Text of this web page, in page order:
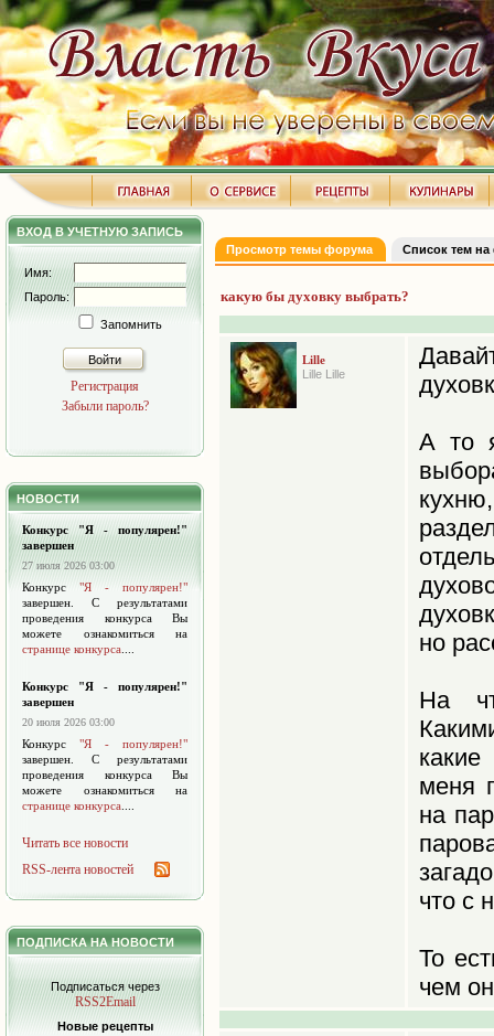
ВХОД В УЧЕТНУЮ ЗАПИСЬ
Имя:
Пароль:
Запомнить
Войти
Регистрация
Забыли пароль?
НОВОСТИ
Конкурс "Я - популярен!"
завершен
27 июля 2026 03:00
Конкурс "Я - популярен!"
завершен. С результатами
проведения конкурса Вы
можете ознакомиться на
странице конкурса
Конкурс "Я - популярен!"
завершен
20 июля 2026 03:00
Конкурс "Я - популярен!"
завершен. С результатами
проведения конкурса Вы
можете ознакомиться на
странице конкурса
Читать все новости
RSS-лента новостей
ПОДПИСКА НА НОВОСТИ
Подписаться через
RSS2Email
Новые рецепты
Просмотр темы форума Список тем
какую бы духовку выбрать?
Lille
Lille Lille
А то
но
На
меня
на
что с
То
чем